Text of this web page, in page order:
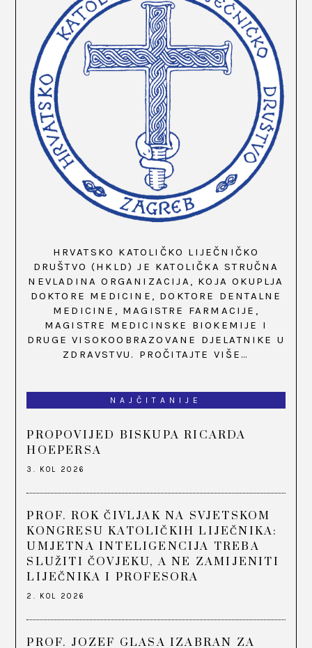
HRVATSKO KATOLIČKO LIJEČNIČKO
DRUŠTVO (HKLD) JE KATOLIČKA STRUČNA
NEVLADINA ORGANIZACIJA, KOJA OKUPLJA
DOKTORE MEDICINE, DOKTORE DENTALNE
MEDICINE, MAGISTRE FARMACIJE,
MAGISTRE MEDICINSKE BIOKEMIJE I
DRUGE VISOKOOBRAZOVANE DJELATNIKE U
ZDRAVSTVU. PROČITAJTE VIŠE…
NAJČITANIJE
PROPOVIJED BISKUPA RICARDA
HOEPERSA
3. KOL 2026
PROF. ROK ČIVLJAK NA SVJETSKOM
KONGRESU KATOLIČKIH LIJEČNIKA:
UMJETNA INTELIGENCIJA TREBA
SLUŽITI ČOVJEKU, A NE ZAMIJENITI
LIJEČNIKA I PROFESORA
2. KOL 2026
PROF. JOZEF GLASA IZABRAN ZA